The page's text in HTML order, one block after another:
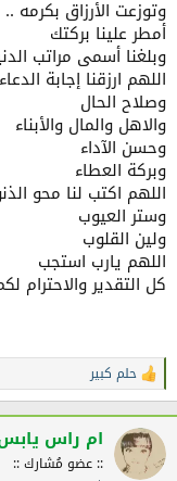
وتوزعت الأرزاق بكرمه ..
أمطر علينا بركتك
وبلغنا أسمى مراتب
اللهم ارزقنا إجابة الدعاء
وصلاح الحال
والاهل والمال والأبناء
وحسن الآداء
وبركة العطاء
اللهم اكتب لنا محو
وستر العيوب
ولين القلوب
اللهم يارب استجب
كل التقدير والاحترام
ا
ل
ت
ف
ع
حلم كبير
ام راس
:: عضو مُشارك ::